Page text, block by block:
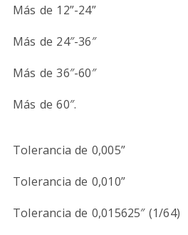
Más de 12”-24”
Más de 24″-36″
Más de 36″-60″
Más de 60″.
Tolerancia de 0,005”
Tolerancia de 0,010”
Tolerancia de 0,015625″ (1/64)